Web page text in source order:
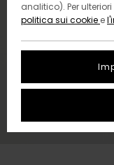
analitico). Per
politica sui cookie e